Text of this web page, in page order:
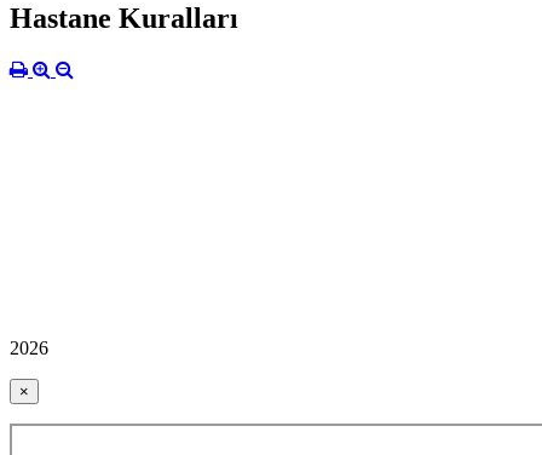
Hastane Kuralları
2026
×